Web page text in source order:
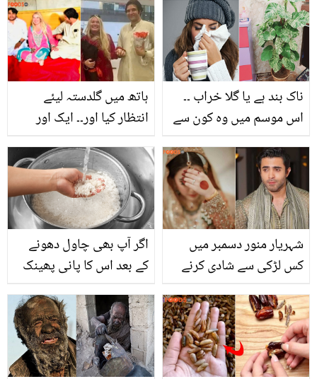
ہوئی تھی؟ شادی سے
متعلق دلچسپ راز کھول
دیے
ہیں؟ صرف 5 منٹ میں کیا
جانے والا فیس یوگا جو آپ
کو بھی ہمیشہ جوان رکھ
سکتا ہے
ہاتھ میں گلدستہ لیئے
انتظار کیا اور۔۔ ایک اور
خاطر پاکستان پہنچ گئی!
پھر کیا ہوا؟
ناک بند ہے یا گلا خراب ۔۔
اس موسم میں وہ کون سے
کی فراہمی اور مختلف
وائرل سے بچاتے ہیں؟
اگر آپ بھی چاول دھونے
کے بعد اس کا پانی پھینک
چاول کے پانی میں چھپے
خوبصورتی بڑھانے کے کئی
راز جس کے بعد آپ بھی
چاولوں کا پانی کبھی نہیں
شہریار منور دسمبر میں
کس لڑکی سے شادی کرنے
ہلچل مچ گئی